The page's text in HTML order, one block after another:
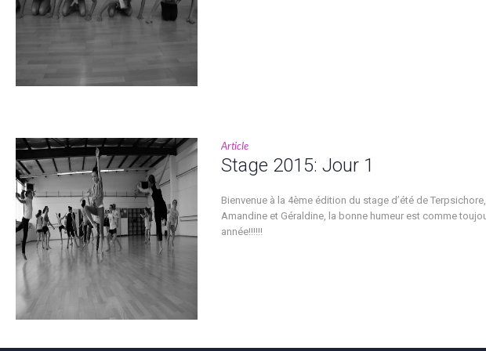
Article
Stage 2015: Jour 1
Bienvenue à la 4ème édition du stage d’été de
Amandine et Géraldine, la bonne humeur est comme
année!!!!!!